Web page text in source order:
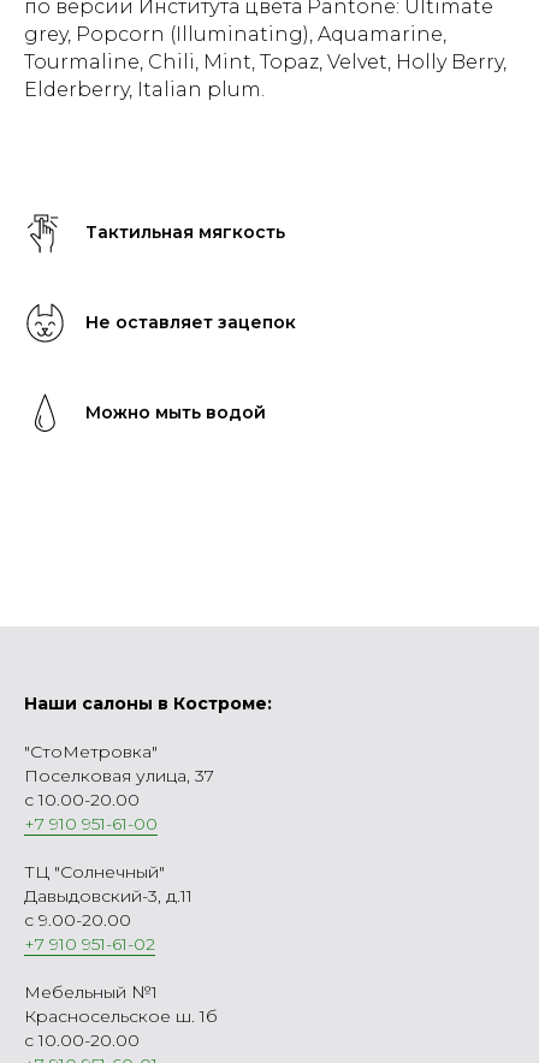
по версии Института цвета Pantone: Ultimate
grey, Popcorn (Illuminating), Aquamarine,
Tourmaline, Chili, Mint, Topaz, Velvet, Holly Berry,
Elderberry, Italian plum.
Тактильная мягкость
Не оставляет зацепок
Можно мыть водой
Наши салоны в Костроме:
"СтоМетровка"
Поселковая улица, 37
с 10.00-20.00
+7 910 951-61-00
ТЦ "Солнечный"
Давыдовский-3, д.11
с 9.00-20.00
+7 910 951-61-02
Мебельный №1
Красносельское ш. 1б
с 10.00-20.00